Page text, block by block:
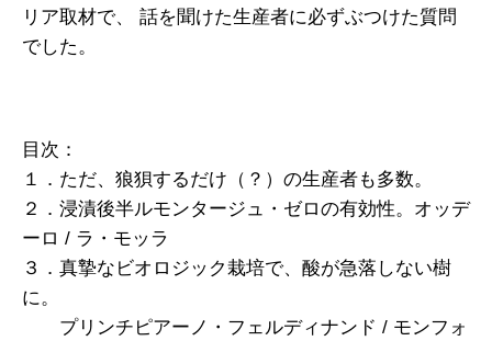
リア取材で、 話を聞けた生産者に必ずぶつけた質問
でした。
目次：
１．ただ、狼狽するだけ（？）の生産者も多数。
２．浸漬後半ルモンタージュ・ゼロの有効性。オッデ
ーロ / ラ・モッラ
３．真摯なビオロジック栽培で、酸が急落しない樹
に。
プリンチピアーノ・フェルディナンド / モンフォ